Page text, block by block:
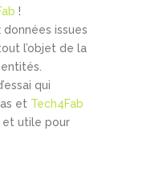
!
issues
l’objet de la
qui
et Tech4Fab
et utile pour